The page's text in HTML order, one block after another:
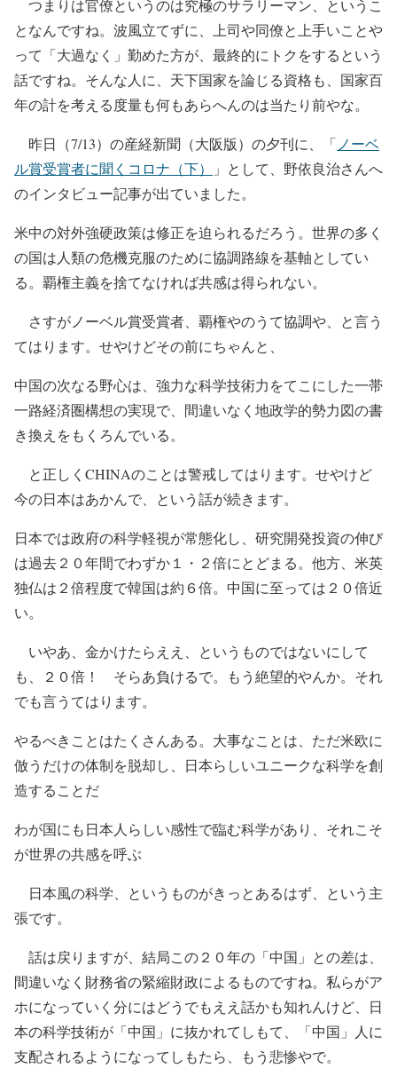
つまりは官僚というのは究極のサラリーマン、というこ
となんですね。波風立てずに、上司や同僚と上手いことや
って「大過なく」勤めた方が、最終的にトクをするという
話ですね。そんな人に、天下国家を論じる資格も、国家百
年の計を考える度量も何もあらへんのは当たり前やな。
昨日（7/13）の産経新聞（大阪版）の夕刊に、「 ノーベ
ル賞受賞者に聞くコロナ（下）
」として、野依良治さんへ
のインタビュー記事が出ていました。
米中の対外強硬政策は修正を迫られるだろう。世界の多く
の国は人類の危機克服のために協調路線を基軸としてい
る。覇権主義を捨てなければ共感は得られない。
さすがノーベル賞受賞者、覇権やのうて協調や、と言う
てはります。せやけどその前にちゃんと、
中国の次なる野心は、強力な科学技術力をてこにした一帯
一路経済圏構想の実現で、間違いなく地政学的勢力図の書
き換えをもくろんでいる。
と正しくCHINAのことは警戒してはります。せやけど
今の日本はあかんで、という話が続きます。
日本では政府の科学軽視が常態化し、研究開発投資の伸び
は過去２０年間でわずか１・２倍にとどまる。他方、米英
独仏は２倍程度で韓国は約６倍。中国に至っては２０倍近
い。
いやあ、金かけたらええ、というものではないにして
も、２０倍！ そらあ負けるで。もう絶望的やんか。それ
でも言うてはります。
やるべきことはたくさんある。大事なことは、ただ米欧に
倣うだけの体制を脱却し、日本らしいユニークな科学を創
造することだ
わが国にも日本人らしい感性で臨む科学があり、それこそ
が世界の共感を呼ぶ
日本風の科学、というものがきっとあるはず、という主
張です。
話は戻りますが、結局この２０年の「中国」との差は、
間違いなく財務省の緊縮財政によるものですね。私らがア
ホになっていく分にはどうでもええ話かも知れんけど、日
本の科学技術が「中国」に抜かれてしもて、「中国」人に
支配されるようになってしもたら、もう悲惨やで。